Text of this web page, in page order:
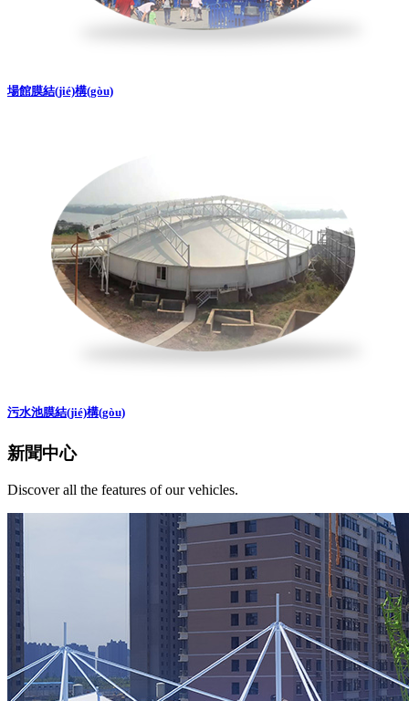
場館膜結(jié)構(gòu)
污水池膜結(jié)構(gòu)
新聞中心
Discover all the features of our vehicles.